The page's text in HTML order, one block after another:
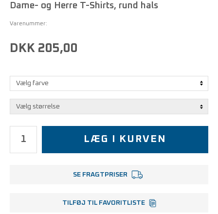
Dame- og Herre T-Shirts, rund hals
Varenummer:
DKK 205,00
LÆG I KURVEN
SE FRAGTPRISER
TILFØJ TIL FAVORITLISTE